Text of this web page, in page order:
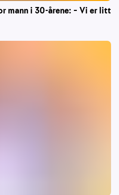
mann i 30-årene: – Vi er litt